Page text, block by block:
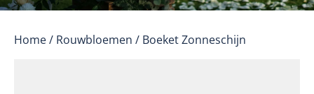
Home/ Rouwbloemen / Boeket Zonneschijn